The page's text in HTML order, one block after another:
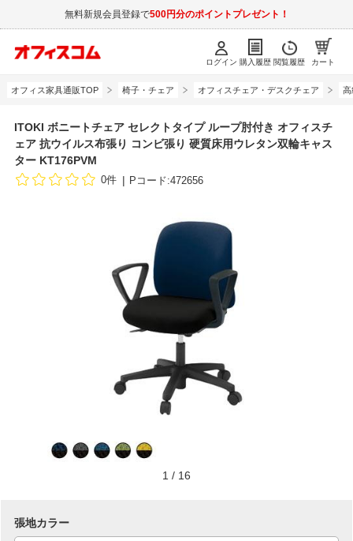
無料新規会員登録で500円分のポイントプレゼント！
ログイン 購入履歴 閲覧履歴 カート
オフィス家具通販TOP 椅子・チェア オフィスチェア・デスクチェア 高
ITOKI ボニートチェア セレクトタイプ ループ肘付き オフィスチ
ェア 抗ウイルス布張り コンビ張り 硬質床用ウレタン双輪キャス
ター KT176PVM
0件 Pコード:472656
1 / 16
張地カラー